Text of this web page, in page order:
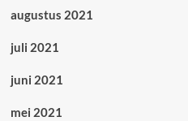
augustus 2021
juli 2021
juni 2021
mei 2021